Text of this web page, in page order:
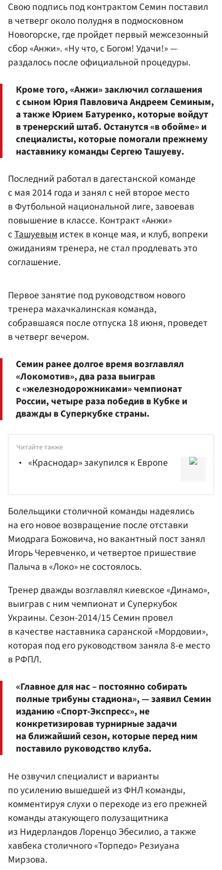
Свою подпись под контрактом Семин поставил
в четверг около полудня в подмосковном
Новогорске, где пройдет первый межсезонный
сбор «Анжи». «Ну что, с Богом! Удачи!» —
раздалось после официальной процедуры.
Кроме того, «Анжи» заключил соглашения
с сыном Юрия Павловича Андреем Семиным,
а также Юрием Батуренко, которые войдут
в тренерский штаб. Останутся «в обойме» и
специалисты, которые помогали прежнему
наставнику команды Сергею Ташуеву.
Последний работал в дагестанской команде
с мая 2014 года и занял с ней второе место
в Футбольной национальной лиге, завоевав
повышение в классе. Контракт «Анжи»
сТашуевымистек в конце мая, и клуб, вопреки
ожиданиям тренера, не стал продлевать это
соглашение.
Первое занятие под руководством нового
тренера махачкалинская команда,
собравшаяся после отпуска 18 июня, проведет
в четверг вечером.
Семин ранее долгое время возглавлял
«Локомотив», два раза выиграв
с «железнодорожниками» чемпионат
России, четыре раза победив в Кубке и
дважды в Суперкубке страны.
Читайте также
«Краснодар» закупился к Европе
Болельщики столичной команды надеялись
на его новое возвращение после отставки
Миодрага Божовича, но вакантный пост занял
Игорь Черевченко, и четвертое пришествие
Палыча в «Локо» не состоялось.
Тренер дважды возглавлял киевское «Динамо»,
выиграв с ним чемпионат и Суперкубок
Украины. Сезон-2014/15 Семин провел
в качестве наставника саранской «Мордовии»,
которая под его руководством заняла 8-е место
в РФПЛ.
«Главное для нас – постоянно собирать
полные трибуны стадиона», — заявил Семин
изданию «Спорт-Экспресс», не
конкретизировав турнирные задачи
на ближайший сезон, которые перед ним
поставило руководство клуба.
Не озвучил специалист и варианты
по усилению вышедшей из ФНЛ команды,
комментируя слухи о переходе из его прежней
команды атакующего полузащитника
из Нидерландов Лоренцо Эбесилио, а также
хавбека столичного «Торпедо» Резиуана
Мирзова.